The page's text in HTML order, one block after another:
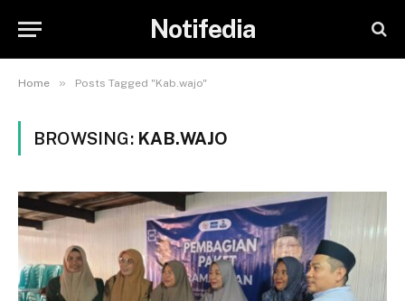
Notifedia
Home » Posts Tagged "Kab.wajo"
BROWSING: KAB.WAJO